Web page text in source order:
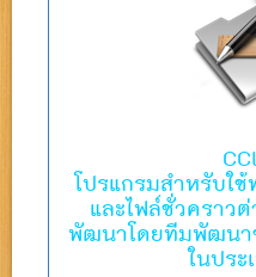
โปรแกรมสำหรับใ
และไฟล์ชั่วคราว
พัฒนาโดยทีมพัฒนา
ในปร